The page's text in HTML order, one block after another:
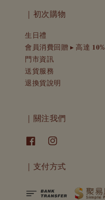
｜初次購物
生日禮
會員消費回贈 ▸ 高達 𝟏𝟎%
門市資訊
送貨服務
退換貨說明
｜關注我們
｜支付方式